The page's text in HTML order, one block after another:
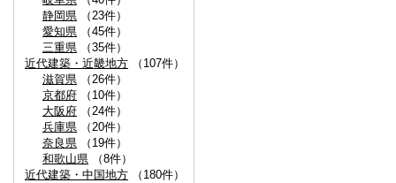
静岡県 （23件）
愛知県 （45件）
三重県 （35件）
近代建築・近畿地方 （107件）
滋賀県 （26件）
京都府 （10件）
大阪府 （24件）
兵庫県 （20件）
奈良県 （19件）
和歌山県 （8件）
近代建築・中国地方 （180件）